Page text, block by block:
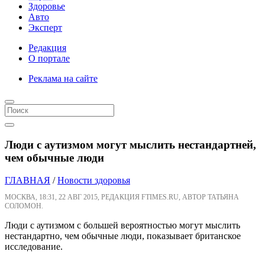
Здоровье
Авто
Эксперт
Редакция
О портале
Реклама на сайте
Люди с аутизмом могут мыслить нестандартней,
чем обычные люди
ГЛАВНАЯ /Новости здоровья
МОСКВА, 18:31, 22 АВГ 2015, РЕДАКЦИЯ FTIMES.RU, АВТОР ТАТЬЯНА
СОЛОМОН.
Люди с аутизмом с большей вероятностью могут мыслить
нестандартно, чем обычные люди, показывает британское
исследование.